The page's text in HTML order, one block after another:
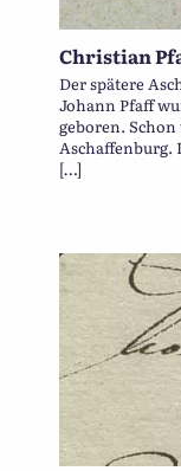
Christian
Der spätere
Johann Pfaff
geboren.
Aschaffenburg.
[…]